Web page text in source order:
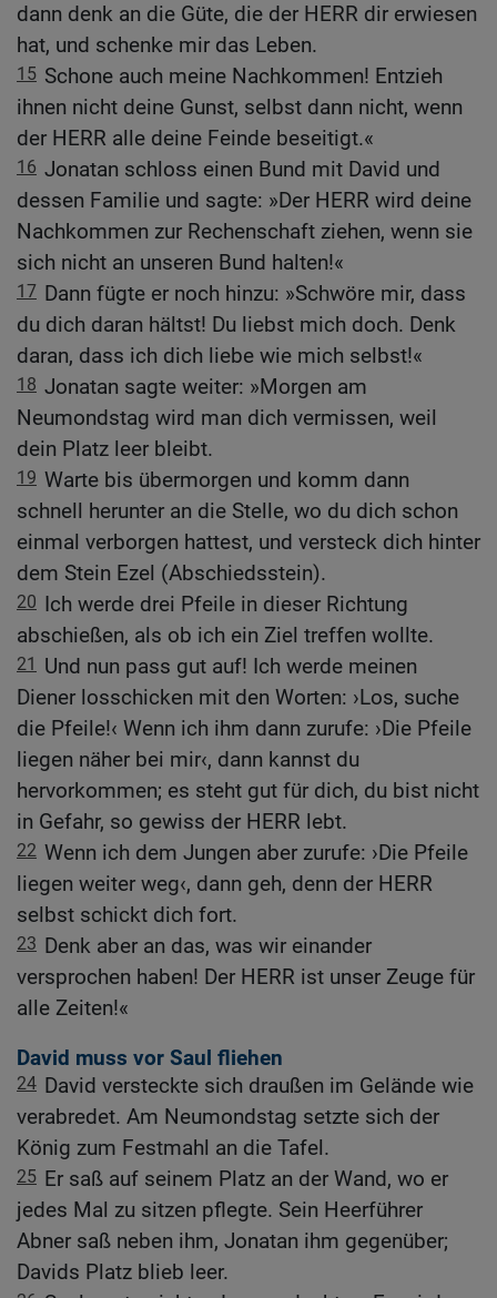
dann denk an die Güte, die der HERR dir erwiesen
hat, und schenke mir das Leben.
15 Schone auch meine Nachkommen! Entzieh
ihnen nicht deine Gunst, selbst dann nicht, wenn
der HERR alle deine Feinde beseitigt.«
16 Jonatan schloss einen Bund mit David und
dessen Familie und sagte: »Der HERR wird deine
Nachkommen zur Rechenschaft ziehen, wenn sie
sich nicht an unseren Bund halten!«
17 Dann fügte er noch hinzu: »Schwöre mir, dass
du dich daran hältst! Du liebst mich doch. Denk
daran, dass ich dich liebe wie mich selbst!«
18 Jonatan sagte weiter: »Morgen am
Neumondstag wird man dich vermissen, weil
dein Platz leer bleibt.
19 Warte bis übermorgen und komm dann
schnell herunter an die Stelle, wo du dich schon
einmal verborgen hattest, und versteck dich hinter
dem Stein Ezel (Abschiedsstein).
20 Ich werde drei Pfeile in dieser Richtung
abschießen, als ob ich ein Ziel treffen wollte.
21
Und nun pass gut auf! Ich werde meinen
Diener losschicken mit den Worten: ›Los, suche
die Pfeile!‹ Wenn ich ihm dann zurufe: ›Die Pfeile
liegen näher bei mir‹, dann kannst du
hervorkommen; es steht gut für dich, du bist nicht
in Gefahr, so gewiss der HERR lebt.
22 Wenn ich dem Jungen aber zurufe: ›Die Pfeile
liegen weiter weg‹, dann geh, denn der HERR
selbst schickt dich fort.
23 Denk aber an das, was wir einander
versprochen haben! Der HERR ist unser Zeuge für
alle Zeiten!«
David muss vor Saul fliehen
24 David versteckte sich draußen im Gelände wie
verabredet. Am Neumondstag setzte sich der
König zum Festmahl an die Tafel.
25 Er saß auf seinem Platz an der Wand, wo er
jedes Mal zu sitzen pflegte. Sein Heerführer
Abner saß neben ihm, Jonatan ihm gegenüber;
Davids Platz blieb leer.